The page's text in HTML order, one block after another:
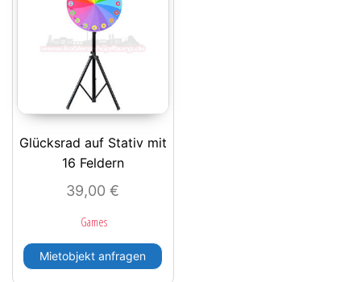
Glücksrad auf Stativ mit
16 Feldern
39,00€
Games
Mietobjekt anfragen